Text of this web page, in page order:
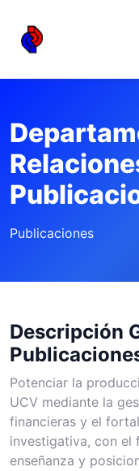
Publicaciones
Descripción
Potenciar la
UCV mediante la
financieras y el
investigativa, con el
enseñanza y